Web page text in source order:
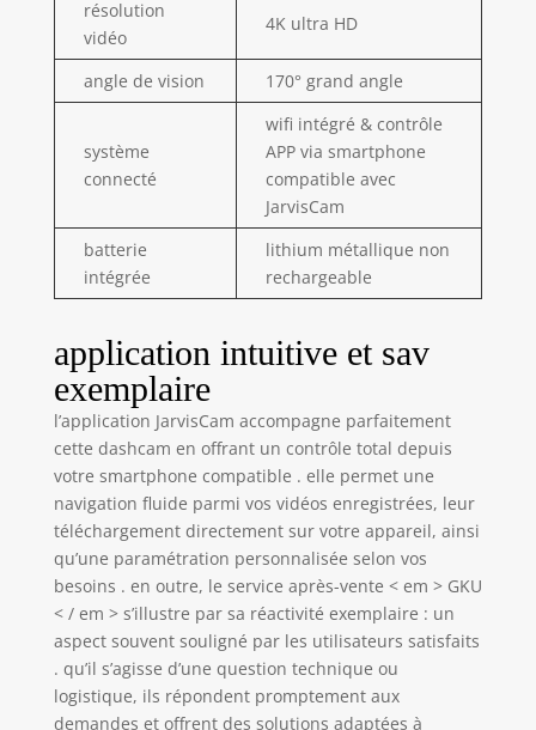
voiture avec interface Type-C a une
taille très compacte (3,5 x 1,8 x 1,4
pouces), qui n’affecte pas votre vision
pendant la conduite. L’installation et
le retrait de la camera voiture sans fil
WiFi sont faciles grâce à sa
conception détachable et à son
réglage à 120°. De plus, la caméra
arrière est réglable à 360° et peut
être positionnée à l’endroit souhaité
dans la voiture, offrant une flexibilité
optimale. 🔊【Invite vocale】- Ce
d'invites vocales pour vous aider à
connaître l'état actuel du dashcam.
Si la collision atteint le niveau de
capteur G que vous avez défini, ce
camera voiture embarquée le
verrouillera et l'enregistrera dans le
dossier de verrouillage de collision.
Vous pouvez régler le volume ou
désactiver la fonction de diffusion
vocale. 📌 Les instructions vocales
sont en anglais par défaut. Un
firmware en français peut être fourni
si nécessaire. 🔔【Chargeur voiture +
4 options d’alimentation】- La
dashcam D600 N’EST PAS SANS FIL et
doit être alimentée en continu. Sa
résolution
vidéo
4K ultra HD
angle de vision 170° grand angle
système
connecté
wifi intégré & contrôle
APP via smartphone
compatible avec
JarvisCam
batterie
intégrée
lithium métallique non
rechargeable
application intuitive et sav
exemplaire
l’application JarvisCam accompagne parfaitement
cette dashcam en offrant un contrôle total depuis
votre smartphone compatible . elle permet une
navigation fluide parmi vos vidéos enregistrées, leur
téléchargement directement sur votre appareil, ainsi
qu’une paramétration personnalisée selon vos
besoins . en outre, le service après-vente < em > GKU
< / em > s’illustre par sa réactivité exemplaire : un
aspect souvent souligné par les utilisateurs satisfaits
. qu’il s’agisse d’une question technique ou
logistique, ils répondent promptement aux
demandes et offrent des solutions adaptées à